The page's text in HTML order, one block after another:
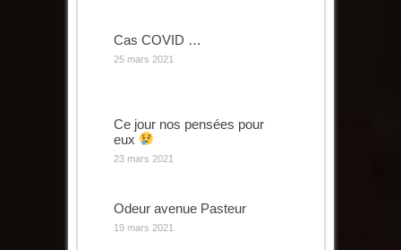
Cas COVID …
25 mars 2021
Ce jour nos pensées pour
eux
23 mars 2021
Odeur avenue Pasteur
19 mars 2021